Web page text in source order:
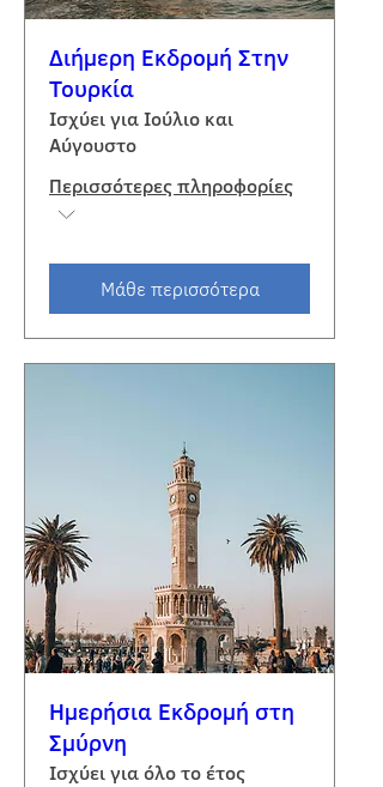
Διήμερη Εκδρομή Στην
Τουρκία
Ισχύει για Ιούλιο και
Αύγουστο
Περισσότερες πληροφορίες
Μάθε περισσότερα
Ημερήσια Εκδρομή στη
Σμύρνη
Ισχύει για όλο το έτος